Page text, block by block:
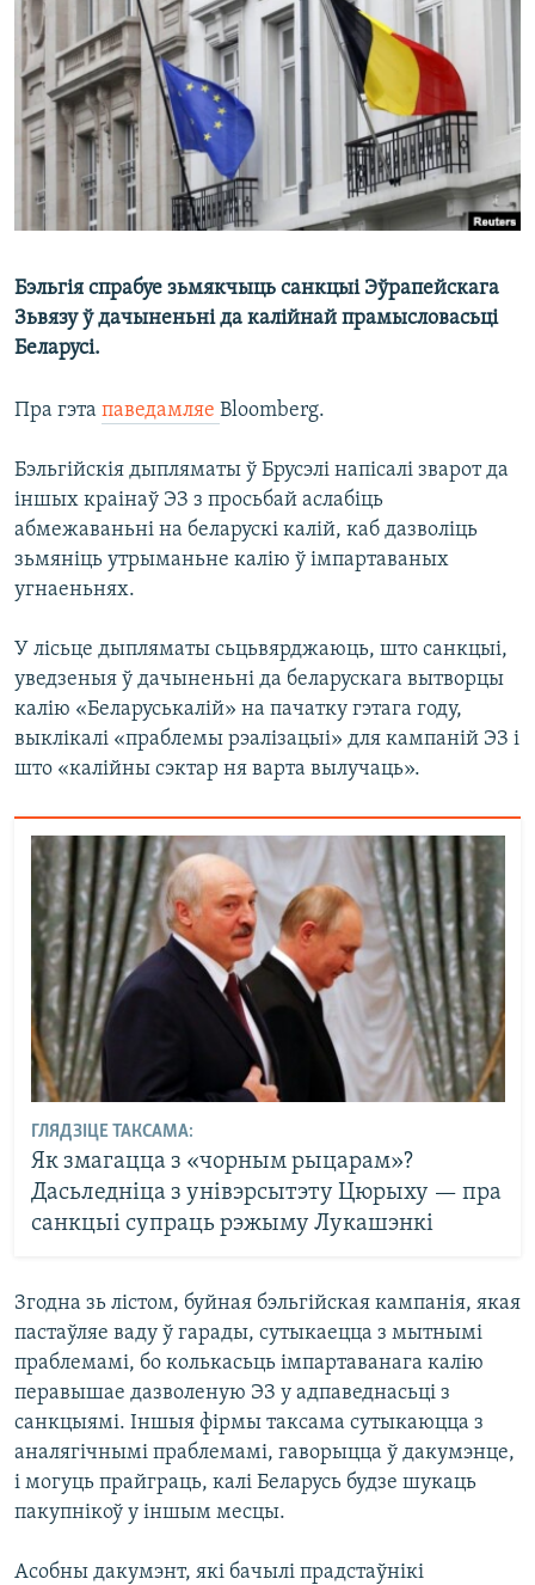
КУЛЬТУРА
КАЛЯНДАР
МОВА
НА ХВАЛЯХ СВАБОДЫ
Бэльгія спрабуе зьмякчыць санкцыі Эўрапейскага
Зьвязу ў дачыненьні да калійнай прамысловасьці
Беларусі.
Пра гэта паведамляе Bloomberg.
Бэльгійскія дыпляматы ў Брусэлі напісалі зварот да
іншых краінаў ЭЗ з просьбай аслабіць
абмежаваньні на беларускі калій, каб дазволіць
зьмяніць утрыманьне калію ў імпартаваных
угнаеньнях.
У лісьце дыпляматы сьцьвярджаюць, што санкцыі,
уведзеныя ў дачыненьні да беларускага вытворцы
калію «Беларуськалій» на пачатку гэтага году,
выклікалі «праблемы рэалізацыі» для кампаній ЭЗ і
што «калійны сэктар ня варта вылучаць».
ГЛЯДЗІЦЕ ТАКСАМА:
Як змагацца з «чорным рыцарам»?
Дасьледніца з унівэрсытэту Цюрыху — пра
санкцыі супраць рэжыму Лукашэнкі
Згодна зь лістом, буйная бэльгійская кампанія, якая
пастаўляе ваду ў гарады, сутыкаецца з мытнымі
праблемамі, бо колькасьць імпартаванага калію
перавышае дазволеную ЭЗ у адпаведнасьці з
санкцыямі. Іншыя фірмы таксама сутыкаюцца з
аналягічнымі праблемамі, гаворыцца ў дакумэнце,
і могуць прайграць, калі Беларусь будзе шукаць
пакупнікоў у іншым месцы.
Асобны дакумэнт, які бачылі прадстаўнікі